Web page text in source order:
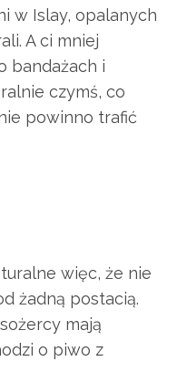
w Islay, opalanych
A ci mniej
bandażach i
czymś, co
powinno trafić
więc, że nie
żadną postacią.
mają
o piwo z